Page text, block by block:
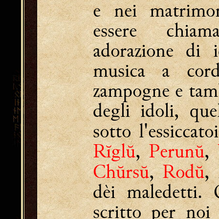
e nei
essere
adorazione
musica a
zampogne e
degli idoli,
sotto
Rĭglŭ,Perunŭ,
Chŭrsŭ,Rodŭ,
dèi maledetti.
scritto per noi